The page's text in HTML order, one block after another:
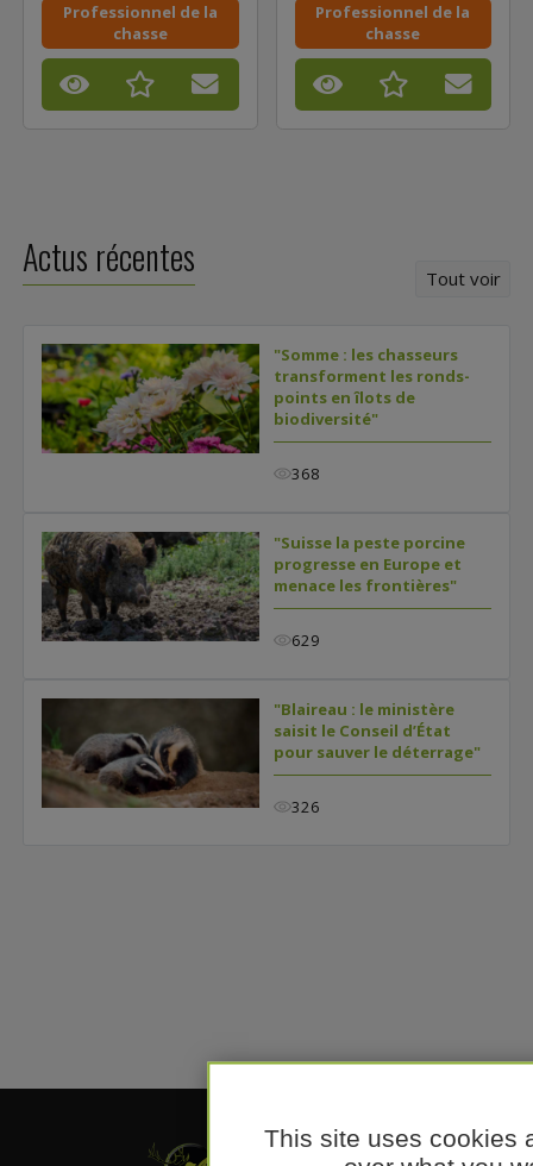
Professionnel de la
chasse
Professionnel de la
chasse
Actus récentes Tout voir
"Somme : les chasseurs
transforment les ronds-
points en îlots de
biodiversité"
368
"Suisse la peste porcine
progresse en Europe et
menace les frontières"
629
"Blaireau : le ministère
saisit le Conseil d’État
pour sauver le déterrage"
326
This site uses cookies